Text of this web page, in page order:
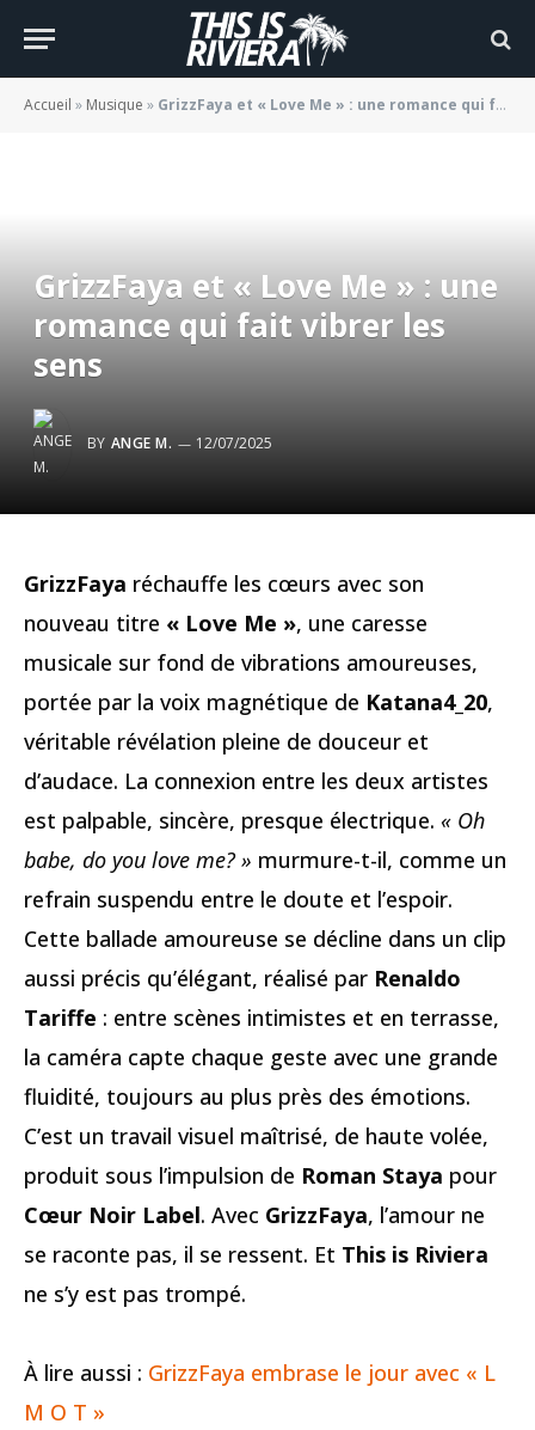
Accueil » Musique » GrizzFaya et « Love Me » : une romance qui fait vibrer les sens
GrizzFaya et « Love Me » : une
romance qui fait vibrer les
sens
BY ANGE M. 12/07/2025
GrizzFaya réchauffe les cœurs avec son
nouveau titre « Love Me », une caresse
musicale sur fond de vibrations amoureuses,
portée par la voix magnétique de Katana4_20,
véritable révélation pleine de douceur et
d’audace. La connexion entre les deux artistes
est palpable, sincère, presque électrique. « Oh
babe, do you love me? » murmure-t-il, comme un
refrain suspendu entre le doute et l’espoir.
Cette ballade amoureuse se décline dans un clip
aussi précis qu’élégant, réalisé par Renaldo
Tariffe : entre scènes intimistes et en terrasse,
la caméra capte chaque geste avec une grande
fluidité, toujours au plus près des émotions.
C’est un travail visuel maîtrisé, de haute volée,
produit sous l’impulsion de Roman Staya pour
Cœur Noir Label. Avec GrizzFaya, l’amour ne
se raconte pas, il se ressent. Et This is Riviera
ne s’y est pas trompé.
À lire aussi : GrizzFaya embrase le jour avec « L
M O T »